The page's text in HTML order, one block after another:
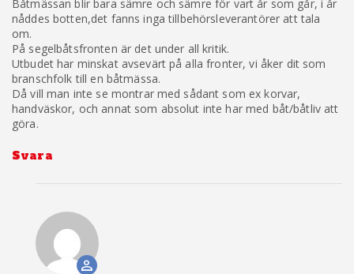
Båtmässan blir bara sämre och sämre för vart år som går, i år
nåddes botten,det fanns inga tillbehörsleverantörer att tala
om.
På segelbåtsfronten är det under all kritik.
Utbudet har minskat avsevärt på alla fronter, vi åker dit som
branschfolk till en båtmässa.
Då vill man inte se montrar med sådant som ex korvar,
handväskor, och annat som absolut inte har med båt/båtliv att
göra.
Svara